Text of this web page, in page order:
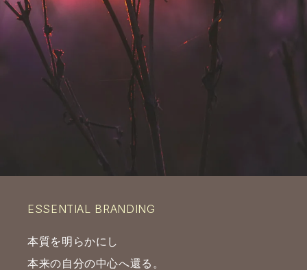
ESSENTIAL BRANDING
本質を明らかにし
本来の自分の中心へ還る。